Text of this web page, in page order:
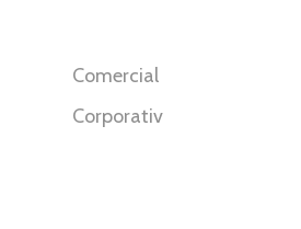
Comercial
Corporativ